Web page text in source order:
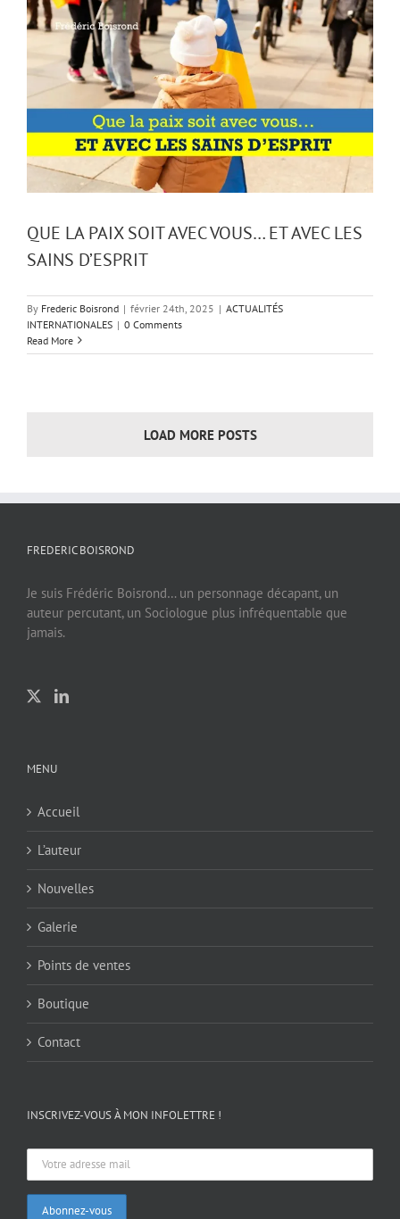
QUE LA PAIX SOIT AVEC VOUS… ET AVEC LES
SAINS D’ESPRIT
By Frederic Boisrond | février 24th, 2025 | ACTUALITÉS
INTERNATIONALES | 0 Comments
Read More
LOAD MORE POSTS
FREDERIC BOISROND
Je suis Frédéric Boisrond… un personnage décapant, un
auteur percutant, un Sociologue plus infréquentable que
jamais.
MENU
Accueil
L’auteur
Nouvelles
Galerie
Points de ventes
Boutique
Contact
INSCRIVEZ-VOUS À MON INFOLETTRE !